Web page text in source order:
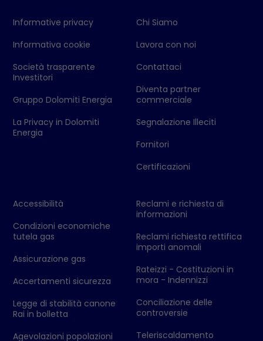
Informative privacy
Informativa cookie
Società trasparente
Investitori
Gruppo Dolomiti Energia
La Privacy in Dolomiti
Energia
Chi Siamo
Lavora con noi
Contattaci
Diventa partner
commerciale
Segnalazione Illeciti
Fornitori
Certificazioni
Accessibilità
Condizioni economiche
tutela gas
Assicurazione gas
Accertamenti sicurezza
Legge di stabilità canone
Rai in bolletta
Agevolazioni popolazioni
Reclami e richiesta di
informazioni
Reclami richiesta rettifica
importi anomali
Rateizzi - Costituzioni in
mora - Indennizzi
Conciliazione delle
controversie
Teleriscaldamento